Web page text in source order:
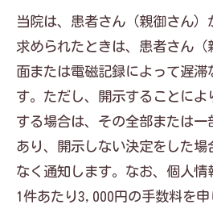
当院は、患者さん（親御さん）
求められたときは、患者さん
面または電磁記録によって遅滞
す。ただし、開示することによ
する場合は、その全部または一
あり、開示しない決定をした
なく通知します。なお、個人情
1件あたり3,000円の手数料を申